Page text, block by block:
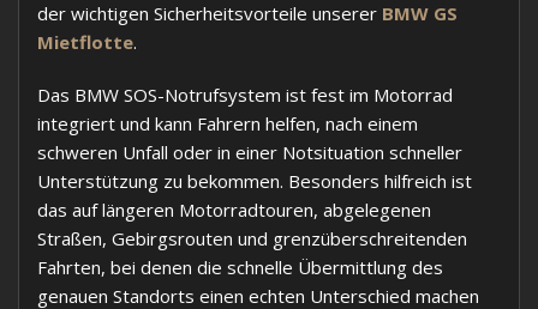
der wichtigen Sicherheitsvorteile unserer BMW GS
Mietflotte.
Das BMW SOS-Notrufsystem ist fest im Motorrad
integriert und kann Fahrern helfen, nach einem
schweren Unfall oder in einer Notsituation schneller
Unterstützung zu bekommen. Besonders hilfreich ist
das auf längeren Motorradtouren, abgelegenen
Straßen, Gebirgsrouten und grenzüberschreitenden
Fahrten, bei denen die schnelle Übermittlung des
genauen Standorts einen echten Unterschied machen